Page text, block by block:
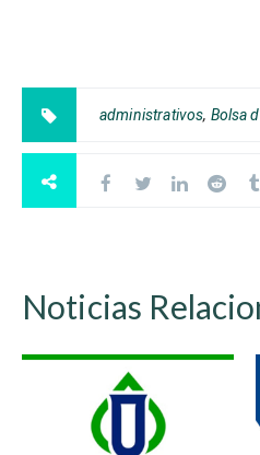
administrativos, Bolsa
Noticias